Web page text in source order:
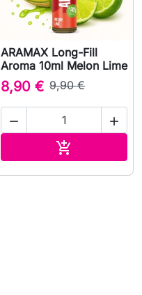
ARAMAX Long-Fill
Aroma 10ml Melon Lime
8,90 € 9,90 €
 
